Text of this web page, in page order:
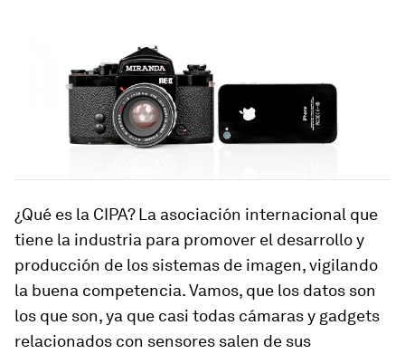
¿Qué es la CIPA? La asociación internacional que
tiene la industria para promover el desarrollo y
producción de los sistemas de imagen, vigilando
la buena competencia. Vamos, que los datos son
los que son, ya que casi todas cámaras y gadgets
relacionados con sensores salen de sus